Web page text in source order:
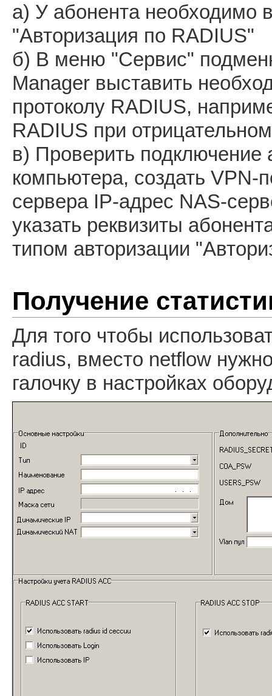
а) У абонента необходимо
"Авторизация по RADIUS"
б) В меню "Сервис"
Manager выставить
протоколу RADIUS,
RADIUS при
в) Проверить подключение
компьютера, создать VPN-
сервера IP-адрес NAS-
указать реквизиты
типом авторизации
Получение
Для того чтобы
radius, вместо netflow
галочку в настройках